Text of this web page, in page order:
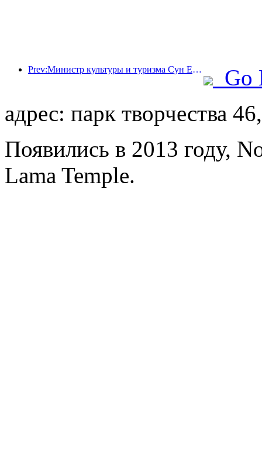
Prev:Министр культуры и туризма Сун Ели: Содействовать созданию мощного туристического центра и расширению предложения высококачественных туристических продуктов.
Go
адрес: парк творчества
Появились в 2013 году,
Lama Temple.